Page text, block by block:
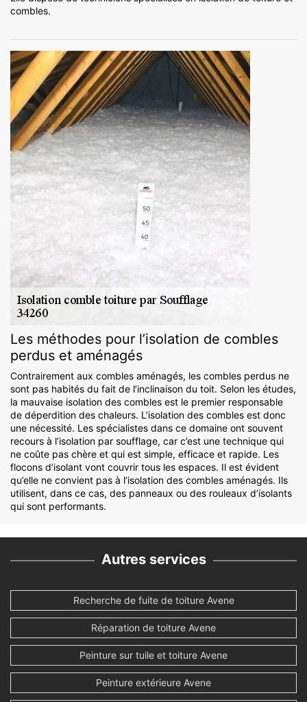
combles.
Les méthodes pour l’isolation de combles
perdus et aménagés
Contrairement aux combles aménagés, les combles perdus ne
sont pas habités du fait de l’inclinaison du toit. Selon les études,
la mauvaise isolation des combles est le premier responsable
de déperdition des chaleurs. L’isolation des combles est donc
une nécessité. Les spécialistes dans ce domaine ont souvent
recours à l’isolation par soufflage, car c’est une technique qui
ne coûte pas chère et qui est simple, efficace et rapide. Les
flocons d’isolant vont couvrir tous les espaces. Il est évident
qu’elle ne convient pas à l’isolation des combles aménagés. Ils
utilisent, dans ce cas, des panneaux ou des rouleaux d’isolants
qui sont performants.
Autres services
Recherche de fuite de toiture Avene
Réparation de toiture Avene
Peinture sur tuile et toiture Avene
Peinture extérieure Avene